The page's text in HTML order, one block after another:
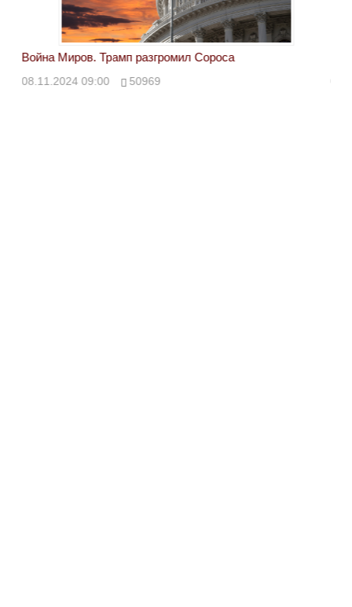
Война Миров. Трамп разгромил Сороса
08.11.2024 09:00 50969